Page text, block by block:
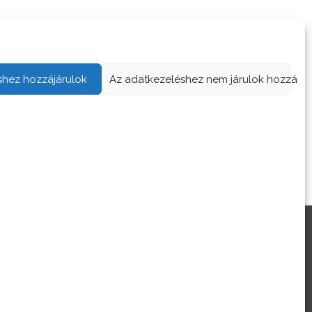
hozzájárulok Az adatkezeléshez nem járulok hozzá